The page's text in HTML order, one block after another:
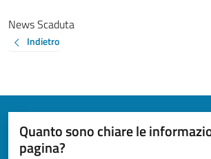
News Scaduta
Indietro
Quanto sono chiare le
pagina?